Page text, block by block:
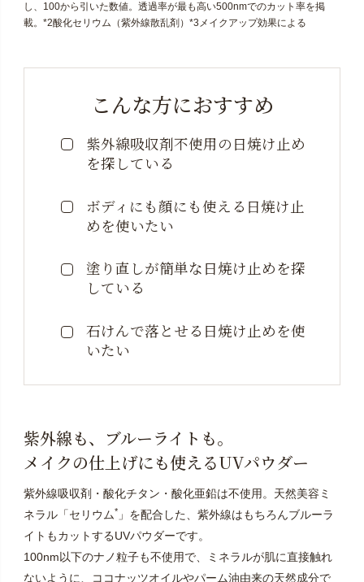
し、100から引いた数値。透過率が最も高い500nmでのカット率を掲
載。*2酸化セリウム（紫外線散乱剤）*3メイクアップ効果による
こんな方におすすめ
紫外線吸収剤不使用の日焼け止め
を探している
ボディにも顔にも使える日焼け止
めを使いたい
塗り直しが簡単な日焼け止めを探
している
石けんで落とせる日焼け止めを使
いたい
紫外線も、ブルーライトも。
メイクの仕上げにも使えるUVパウダー
紫外線吸収剤・酸化チタン・酸化亜鉛は不使用。天然美容ミ
ネラル「セリウム*」を配合した、紫外線はもちろんブルーラ
イトもカットするUVパウダーです。
100nm以下のナノ粒子も不使用で、ミネラルが肌に直接触れ
ないように、ココナッツオイルやパーム油由来の天然成分で